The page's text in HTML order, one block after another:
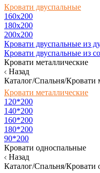
Кровати двуспальные
160х200
180x200
200x200
Кровати двуспальные из
Кровати двуспальные из
Кровати металлические
Назад
Каталог/Спальня/Кровати
Кровати металлические
120*200
140*200
160*200
180*200
90*200
Кровати односпальные
Назад
Каталог/Спальня/Кровати